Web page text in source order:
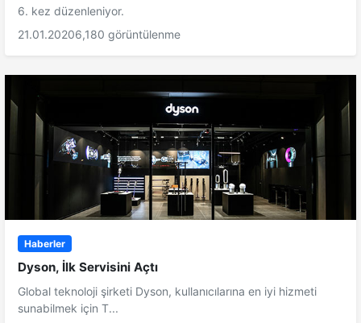
6. kez düzenleniyor.
21.01.20206,180 görüntülenme
Haberler
Dyson, İlk Servisini Açtı
Global teknoloji şirketi Dyson, kullanıcılarına en iyi hizmeti
sunabilmek için T...